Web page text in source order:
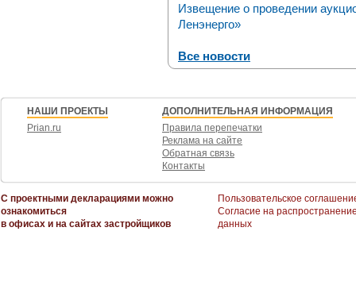
Извещение о проведении
Ленэнерго»
Все новости
НАШИ ПРОЕКТЫ
Prian.ru
ДОПОЛНИТЕЛЬНАЯ ИНФОРМАЦИЯ
Правила перепечатки
Реклама на сайте
Обратная связь
Контакты
С проектными декларациями можно
ознакомиться
в офисах и на сайтах застройщиков
Пользовательское
Согласие на
данных